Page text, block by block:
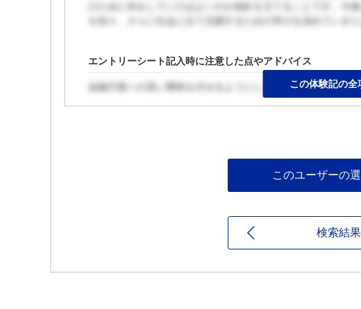
のために何をしていけばよいのか指針を立てることです。今
を知り、さらに社会に出て活躍するための学びを深めていき
エントリーシート記入時に注意した点やアドバイス
金融方面への高い興味を示せるようにしました。この体験記の全
このユーザーの
検索結